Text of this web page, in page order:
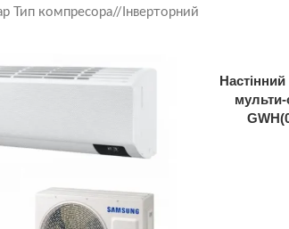
Тип компресора/ Інверторний
мульти-